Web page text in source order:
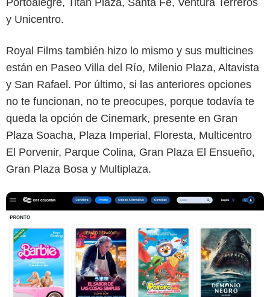
y Unicentro.
Royal Films también hizo lo mismo y sus multicines
están en Paseo Villa del Río, Milenio Plaza, Altavista
y San Rafael. Por último, si las anteriores opciones
no te funcionan, no te preocupes, porque todavía te
queda la opción de Cinemark, presente en Gran
Plaza Soacha, Plaza Imperial, Floresta, Multicentro
El Porvenir, Parque Colina, Gran Plaza El Ensueño,
Gran Plaza Bosa y Multiplaza.